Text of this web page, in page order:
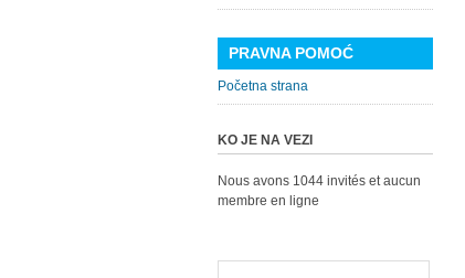
PRAVNA POMOĆ
Početna strana
KO JE NA VEZI
Nous avons 1044 invités et aucun
membre en ligne